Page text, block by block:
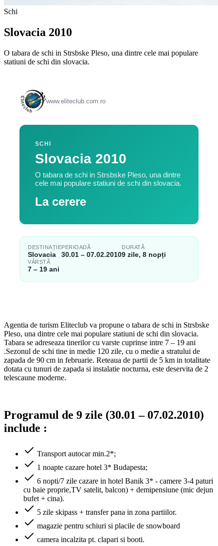
Schi
Slovacia 2010
O tabara de schi in Strsbske Pleso, una dintre cele mai populare
statiuni de schi din slovacia.
www.eliteclub.com.ro
SCHI
Slovacia 2010
O tabara de schi in Strsbske Pleso, una dintre
cele mai populare statiuni de schi din slovacia.
La cerere
DESTINAȚIE
Slovacia
PERIOADĂ
30.01 – 07.02.2010
DURATĂ
9 zile, 8 nopți
VÂRSTĂ
7 – 19 ani
Agentia de turism Eliteclub va propune o tabara de schi in Strsbske
Pleso, una dintre cele mai populare statiuni de schi din slovacia.
Tabara se adreseaza tinerilor cu varste cuprinse intre 7 – 19 ani
.Sezonul de schi tine in medie 120 zile, cu o medie a stratului de
zapada de 90 cm in februarie. Reteaua de partii de 5 km in totalitate
dotata cu tunuri de zapada si instalatie nocturna, este deservita de 2
telescaune moderne.
Programul de 9 zile (30.01 – 07.02.2010)
include :
Transport autocar min.2*;
1 noapte cazare hotel 3* Budapesta;
6 nopti/7 zile cazare in hotel Banik 3* - camere 3-4 paturi
cu baie proprie,TV satelit, balcon) + demipensiune (mic dejun
bufet + cina).
5 zile skipass + transfer pana in zona partiilor.
magazie pentru schiuri si placile de snowboard
camera incalzita pt. clapari si booti.